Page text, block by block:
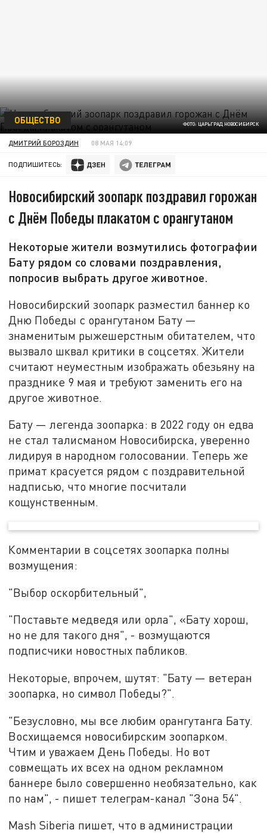
ФОТО: ЦАРЬГРАД НОВОСИБИРСК
ОБЩЕСТВО
ДМИТРИЙ БОРОЗДИН 08 МАЯ 14:09
ПОДПИШИТЕСЬ:
Новосибирский зоопарк поздравил горожан
с Днём Победы плакатом с орангутаном
Некоторые жители возмутились фотографии
Бату рядом со словами поздравления,
попросив выбрать другое животное.
Новосибирский зоопарк разместил баннер ко
Дню Победы с орангутаном Бату —
знаменитым рыжешерстным обитателем, что
вызвало шквал критики в соцсетях. Жители
считают неуместным изображать обезьяну на
празднике 9 мая и требуют заменить его на
другое животное.
Бату — легенда зоопарка: в 2022 году он едва
не стал талисманом Новосибирска, уверенно
лидируя в народном голосовании. Теперь же
примат красуется рядом с поздравительной
надписью, что многие посчитали
кощунственным.
Комментарии в соцсетях зоопарка полны
возмущения:
"Выбор оскорбительный",
"Поставьте медведя или орла", «Бату хорош,
но не для такого дня", - возмущаются
подписчики новостных пабликов.
Некоторые, впрочем, шутят: "Бату — ветеран
зоопарка, но символ Победы?".
"Безусловно, мы все любим орангутанга Бату.
Восхищаемся новосибирским зоопарком.
Чтим и уважаем День Победы. Но вот
совмещать их всех на одном рекламном
баннере было совершенно необязательно, как
по нам", - пишет телеграм-канал "Зона 54".
Mash Siberia пишет, что в администрации